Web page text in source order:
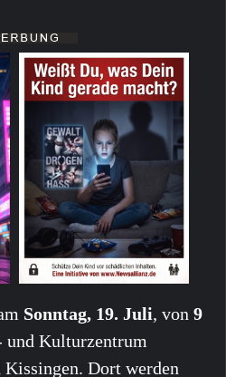
Sonntag, 19. Juli, von 9
und Kulturzentrum
Dort werden